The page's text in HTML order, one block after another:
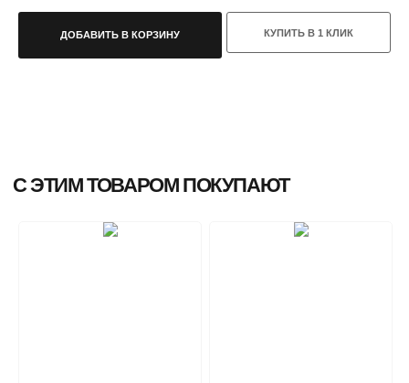
ДОБАВИТЬ В КОРЗИНУ КУПИТЬ В 1 КЛИК
С ЭТИМ ТОВАРОМ ПОКУПАЮТ